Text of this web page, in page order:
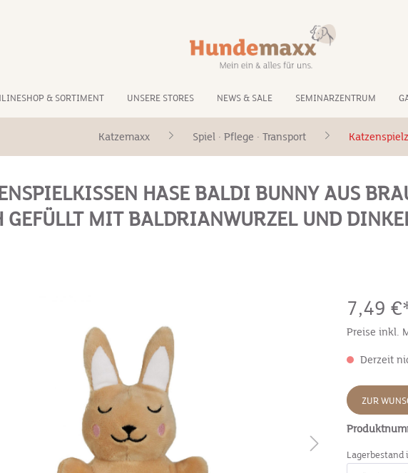
& SORTIMENT UNSERE STORES NEWS & SALE SEMINARZENTRUM
Katzemaxx Spiel · Pflege · Transport
HASE BALDI BUNNY AUS
GEFÜLLT MIT BALDRIANWURZEL UND
7,49
Preise inkl.
Derzeit
ZUR